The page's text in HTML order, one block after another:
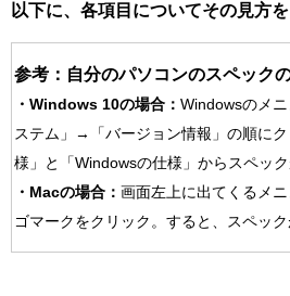
以下に、各項目についてその見方を
参考：自分のパソコンのスペック
・Windows 10の場合： Windowsのメ
ステム」→「バージョン情報」の順にク
様」と「Windowsの仕様」からスペック
・Macの場合： 画面左上に出てくるメ
ゴマークをクリック。すると、スペック